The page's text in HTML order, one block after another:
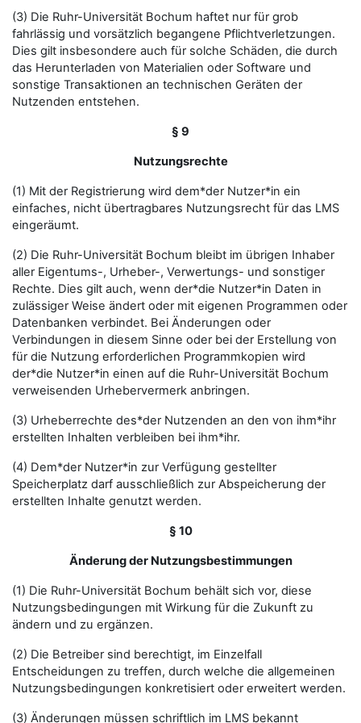
(3) Die Ruhr-Universität Bochum haftet nur für grob
fahrlässig und vorsätzlich begangene Pflichtverletzungen.
Dies gilt insbesondere auch für solche Schäden, die durch
das Herunterladen von Materialien oder Software und
sonstige Transaktionen an technischen Geräten der
Nutzenden entstehen.
§ 9
Nutzungsrechte
(1) Mit der Registrierung wird dem*der Nutzer*in ein
einfaches, nicht übertragbares Nutzungsrecht für das LMS
eingeräumt.
(2) Die Ruhr-Universität Bochum bleibt im übrigen Inhaber
aller Eigentums-, Urheber-, Verwertungs- und sonstiger
Rechte. Dies gilt auch, wenn der*die Nutzer*in Daten in
zulässiger Weise ändert oder mit eigenen Programmen oder
Datenbanken verbindet. Bei Änderungen oder
Verbindungen in diesem Sinne oder bei der Erstellung von
für die Nutzung erforderlichen Programmkopien wird
der*die Nutzer*in einen auf die Ruhr-Universität Bochum
verweisenden Urhebervermerk anbringen.
(3) Urheberrechte des*der Nutzenden an den von ihm*ihr
erstellten Inhalten verbleiben bei ihm*ihr.
(4) Dem*der Nutzer*in zur Verfügung gestellter
Speicherplatz darf ausschließlich zur Abspeicherung der
erstellten Inhalte genutzt werden.
§ 10
Änderung der Nutzungsbestimmungen
(1) Die Ruhr-Universität Bochum behält sich vor, diese
Nutzungsbedingungen mit Wirkung für die Zukunft zu
ändern und zu ergänzen.
(2) Die Betreiber sind berechtigt, im Einzelfall
Entscheidungen zu treffen, durch welche die allgemeinen
Nutzungsbedingungen konkretisiert oder erweitert werden.
(3) Änderungen müssen schriftlich im LMS bekannt